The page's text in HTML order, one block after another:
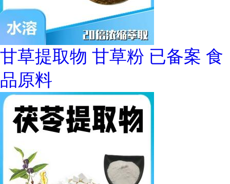
甘草提取物 甘草粉 已备案 食
品原料